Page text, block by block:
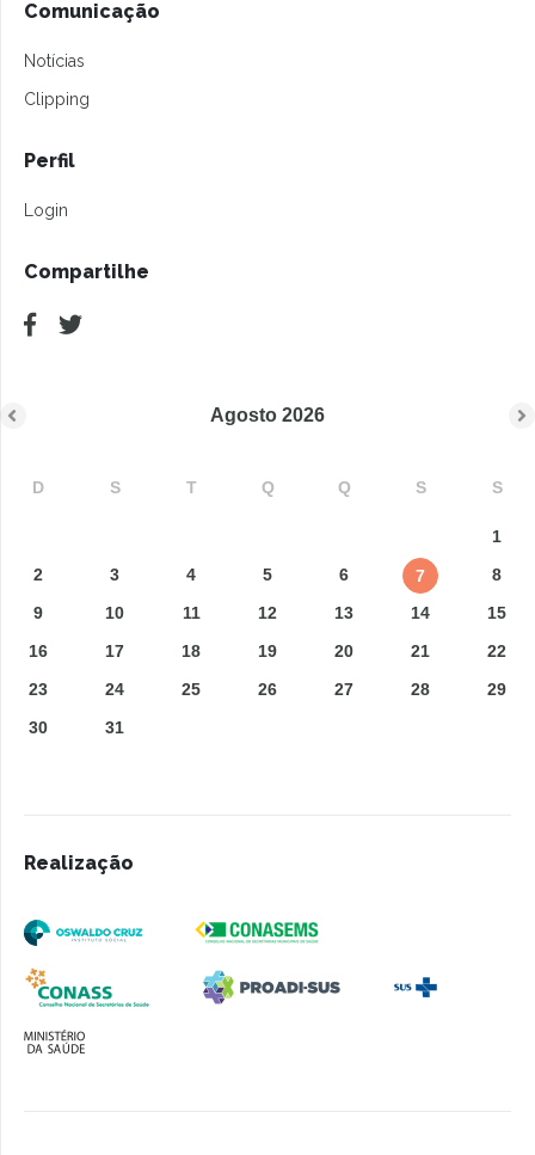
Comunicação
Notícias
Clipping
Perfil
Login
Compartilhe
Agosto 2026
D S T Q Q S S
1
2
3 4 5 6 7
8
9
10 11 12 13 14
15
16
17 18 19 20 21
22
23
24 25 26 27 28
29
30
31
Realização